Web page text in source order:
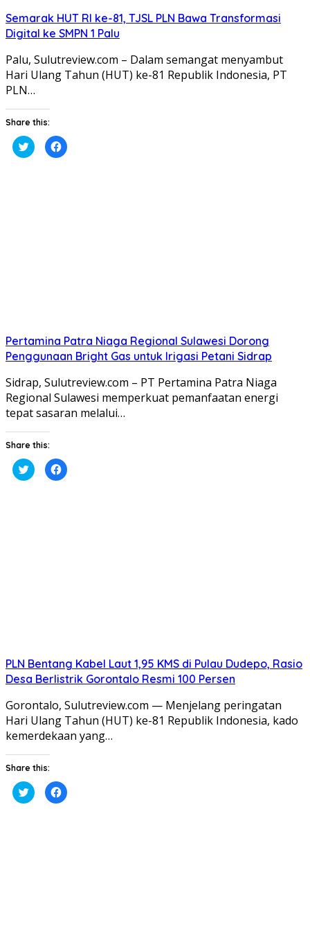
Semarak HUT RI ke-81, TJSL PLN Bawa Transformasi
Digital ke SMPN 1 Palu
Palu, Sulutreview.com – Dalam semangat menyambut
Hari Ulang Tahun (HUT) ke-81 Republik Indonesia, PT
PLN…
Share this:
Klik
untuk
berbagi
Klik
untuk
Pertamina Patra Niaga Regional Sulawesi Dorong
Penggunaan Bright Gas untuk Irigasi Petani Sidrap
Sidrap, Sulutreview.com – PT Pertamina Patra Niaga
Regional Sulawesi memperkuat pemanfaatan energi
tepat sasaran melalui…
Share this:
Klik
untuk
berbagi
Klik
untuk
PLN Bentang Kabel Laut 1,95 KMS di Pulau Dudepo, Rasio
Desa Berlistrik Gorontalo Resmi 100 Persen
Gorontalo, Sulutreview.com — Menjelang peringatan
Hari Ulang Tahun (HUT) ke-81 Republik Indonesia, kado
kemerdekaan yang…
Share this:
Klik
untuk
berbagi
Klik
untuk